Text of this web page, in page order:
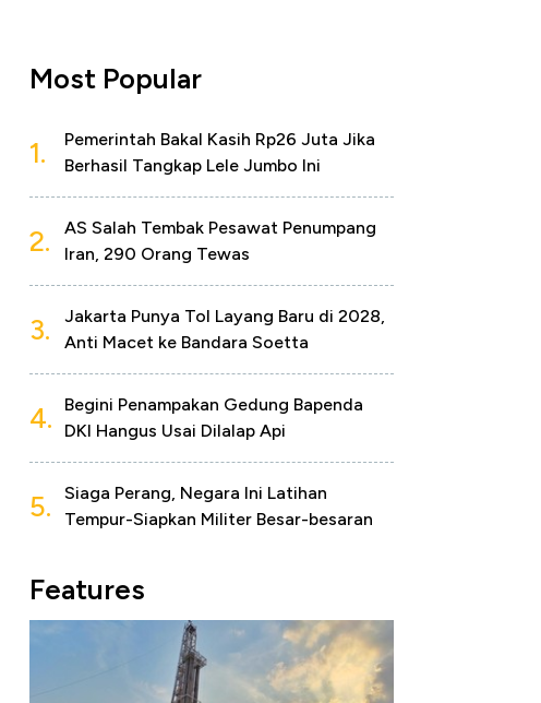
Most Popular
1.
Pemerintah Bakal Kasih Rp26 Juta Jika
Berhasil Tangkap Lele Jumbo Ini
2.
AS Salah Tembak Pesawat Penumpang
Iran, 290 Orang Tewas
3.
Jakarta Punya Tol Layang Baru di 2028,
Anti Macet ke Bandara Soetta
4.
Begini Penampakan Gedung Bapenda
DKI Hangus Usai Dilalap Api
5.
Siaga Perang, Negara Ini Latihan
Tempur-Siapkan Militer Besar-besaran
Features